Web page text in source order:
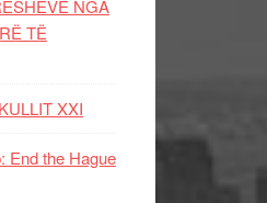
NGA
TË
XXI
End the Hague